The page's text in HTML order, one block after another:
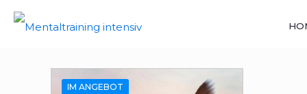
IM ANGEBOT